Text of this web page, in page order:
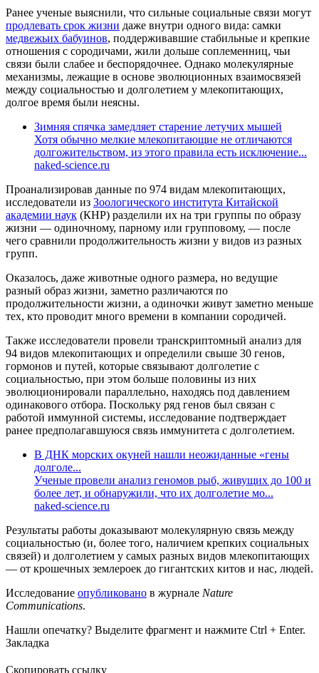
Ранее ученые выяснили, что сильные социальные связи могут
продлевать срок жизни даже внутри одного вида: самки
медвежьих бабуинов, поддерживавшие стабильные и крепкие
отношения с сородичами, жили дольше соплеменниц, чьи
связи были слабее и беспорядочнее. Однако молекулярные
механизмы, лежащие в основе эволюционных взаимосвязей
между социальностью и долголетием у млекопитающих,
долгое время были неясны.
Зимняя спячка замедляет старение летучих мышей
Хотя обычно мелкие млекопитающие не отличаются
долгожительством, из этого правила есть исключение...
naked-science.ru
Проанализировав данные по 974 видам млекопитающих,
исследователи из Зоологического института Китайской
академии наук (КНР) разделили их на три группы по образу
жизни — одиночному, парному или групповому, — после
чего сравнили продолжительность жизни у видов из разных
групп.
Оказалось, даже животные одного размера, но ведущие
разный образ жизни, заметно различаются по
продолжительности жизни, а одиночки живут заметно меньше
тех, кто проводит много времени в компании сородичей.
Также исследователи провели транскриптомный анализ для
94 видов млекопитающих и определили свыше 30 генов,
гормонов и путей, которые связывают долголетие с
социальностью, при этом больше половины из них
эволюционировали параллельно, находясь под давлением
одинакового отбора. Поскольку ряд генов был связан с
работой иммунной системы, исследование подтверждает
ранее предполагавшуюся связь иммунитета с долголетием.
В ДНК морских окуней нашли неожиданные «гены
долголе...
Ученые провели анализ геномов рыб, живущих до 100 и
более лет, и обнаружили, что их долголетие мо...
naked-science.ru
Результаты работы доказывают молекулярную связь между
социальностью (и, более того, наличием крепких социальных
связей) и долголетием у самых разных видов млекопитающих
— от крошечных землероек до гигантских китов и нас, людей.
Исследование опубликовано в журнале Nature
Communications.
Нашли опечатку? Выделите фрагмент и нажмите Ctrl + Enter.
Закладка
Скопировать ссылку